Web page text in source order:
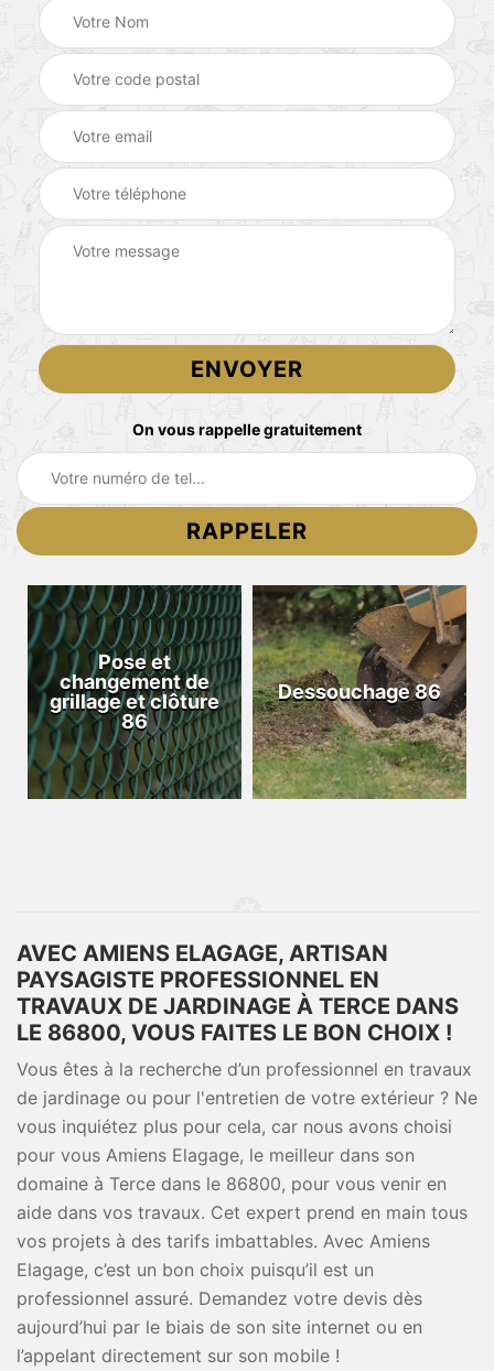
On vous rappelle gratuitement
Pose et
changement de
grillage et clôture
86
Dessouchage 86
AVEC AMIENS ELAGAGE, ARTISAN
PAYSAGISTE PROFESSIONNEL EN
TRAVAUX DE JARDINAGE À TERCE DANS
LE 86800, VOUS FAITES LE BON CHOIX !
Vous êtes à la recherche d’un professionnel en travaux
de jardinage ou pour l'entretien de votre extérieur ? Ne
vous inquiétez plus pour cela, car nous avons choisi
pour vous Amiens Elagage, le meilleur dans son
domaine à Terce dans le 86800, pour vous venir en
aide dans vos travaux. Cet expert prend en main tous
vos projets à des tarifs imbattables. Avec Amiens
Elagage, c’est un bon choix puisqu’il est un
professionnel assuré. Demandez votre devis dès
aujourd’hui par le biais de son site internet ou en
l’appelant directement sur son mobile !